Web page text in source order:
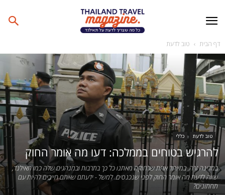
דף הבית טוב לדעת
טוב לדעת כללי
להרגיש בטוחים בממלכה: דעו מה אומר החוק
במדינה זרה, במיוחד אחת שרחוקה מאתנו כל כך בתרבות ובמנהגים שלה כמו תאילנד,
שווה לדעת מה אומר החוק לפני שנכנסים. למשל - ידעתם שאתם חייבים להיות עם
תחתונים?